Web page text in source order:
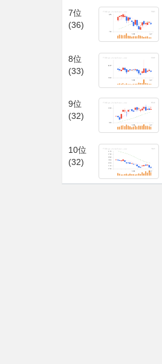
7位
(36)
8位
(33)
9位
(32)
10位
(32)